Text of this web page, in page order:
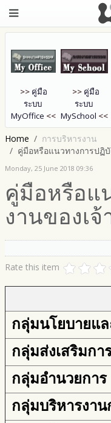
>> คู่มือ
ระบบ
MyOffice <<
>> คู่มือ
ระบบ
MySchool <<
Home
การบริหารงาน
คู่มือหรือแนวทางการปฏิ
Monday, 25 June 2018 09:36
คู่มือหรือแ
งานของเ
Rate this item
กลุ่มนโยบายแ
กลุ่มส่งเสริมก
กลุ่มอำนวยการ
กลุ่มบริหารงา